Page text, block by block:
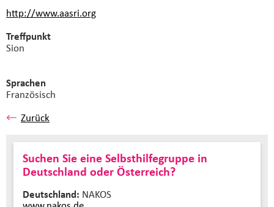
http://www.aasri.org
Treffpunkt
Sion
Sprachen
Französisch
Zurück
Suchen Sie eine Selbsthilfegruppe in
Deutschland oder Österreich?
Deutschland: NAKOS